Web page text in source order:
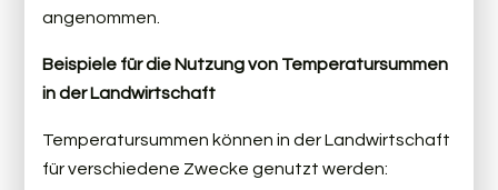
angenommen.
Beispiele für die Nutzung von Temperatursummen
in der Landwirtschaft
Temperatursummen können in der Landwirtschaft
für verschiedene Zwecke genutzt werden: